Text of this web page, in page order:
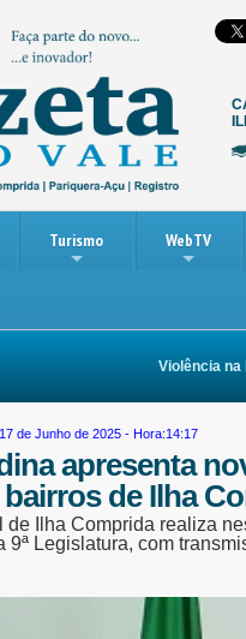
Turismo WebTV
Violência na
de Junho de 2025 - Hora:14:17
apresenta
de Ilha
Ilha Comprida realiza
9ª Legislatura, com